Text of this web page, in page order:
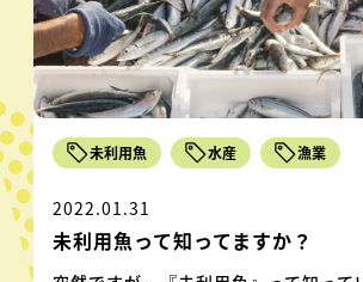
未利用魚 水産 漁業
2022.01.31
未利用魚って知ってますか？